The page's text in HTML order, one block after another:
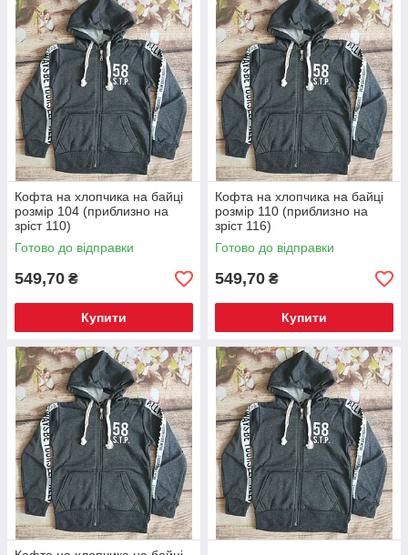
Кофта на хлопчика на байці
розмір 104 (приблизно на
зріст 110)
Готово до відправки
549,70 ₴
Купити
Кофта на хлопчика на байці
розмір 110 (приблизно на
зріст 116)
Готово до відправки
549,70 ₴
Купити